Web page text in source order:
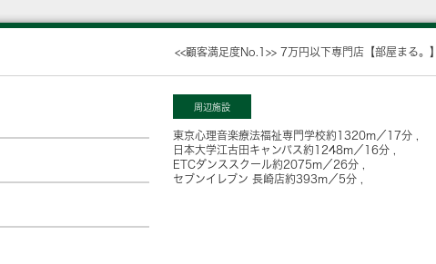
<<顧客満足度No.1>> 7万円以下専門店【部屋まる。】
周辺施設
東京心理音楽療法福祉専門学校約1320m／17分
日本大学江古田キャンパス約1248m／16分
ETCダンススクール約2075m／26分
セブンイレブン 長崎店約393m／5分